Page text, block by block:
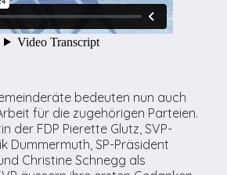
bedeuten nun auch
für die zugehörigen Parteien.
der FDP Pierette Glutz, SVP-
Dummermuth, SP-Präsident
Christine Schnegg als